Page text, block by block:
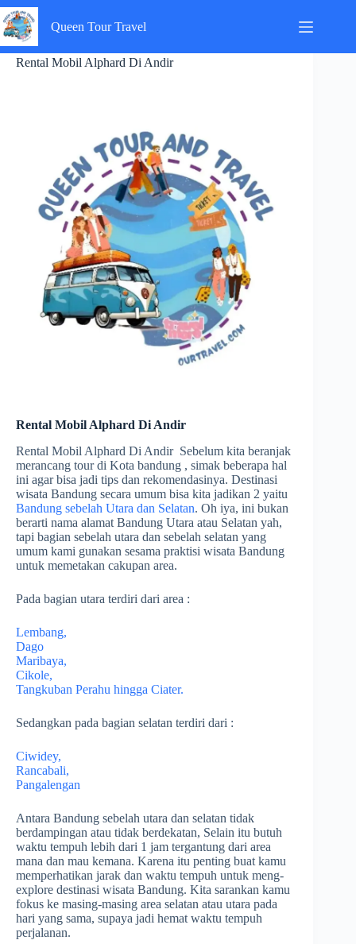
Skip
to
content
Queen Tour Travel
Rental Mobil Alphard Di Andir
Rental Mobil Alphard Di Andir
Rental Mobil Alphard Di Andir Sebelum kita beranjak
merancang tour di Kota bandung , simak beberapa hal
ini agar bisa jadi tips dan rekomendasinya. Destinasi
wisata Bandung secara umum bisa kita jadikan 2 yaitu
Bandung sebelah Utara dan Selatan. Oh iya, ini bukan
berarti nama alamat Bandung Utara atau Selatan yah,
tapi bagian sebelah utara dan sebelah selatan yang
umum kami gunakan sesama praktisi wisata Bandung
untuk memetakan cakupan area.
Pada bagian utara terdiri dari area :
Lembang,
Dago
Maribaya,
Cikole,
Tangkuban Perahu hingga Ciater.
Sedangkan pada bagian selatan terdiri dari :
Ciwidey,
Rancabali,
Pangalengan
Antara Bandung sebelah utara dan selatan tidak
berdampingan atau tidak berdekatan, Selain itu butuh
waktu tempuh lebih dari 1 jam tergantung dari area
mana dan mau kemana. Karena itu penting buat kamu
memperhatikan jarak dan waktu tempuh untuk meng-
explore destinasi wisata Bandung. Kita sarankan kamu
fokus ke masing-masing area selatan atau utara pada
hari yang sama, supaya jadi hemat waktu tempuh
perjalanan.